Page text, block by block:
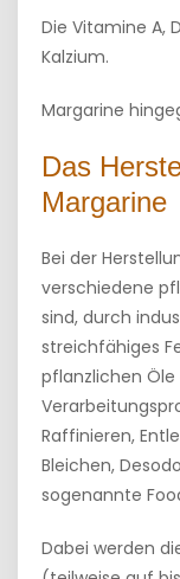
Die Vitamine A,
Kalzium.
Margarine
Das
Margarine
Bei der
verschiedene
sind, durch
streichfähiges
pflanzlichen
Raffinieren,
Bleichen,
sogenannte
Dabei werden